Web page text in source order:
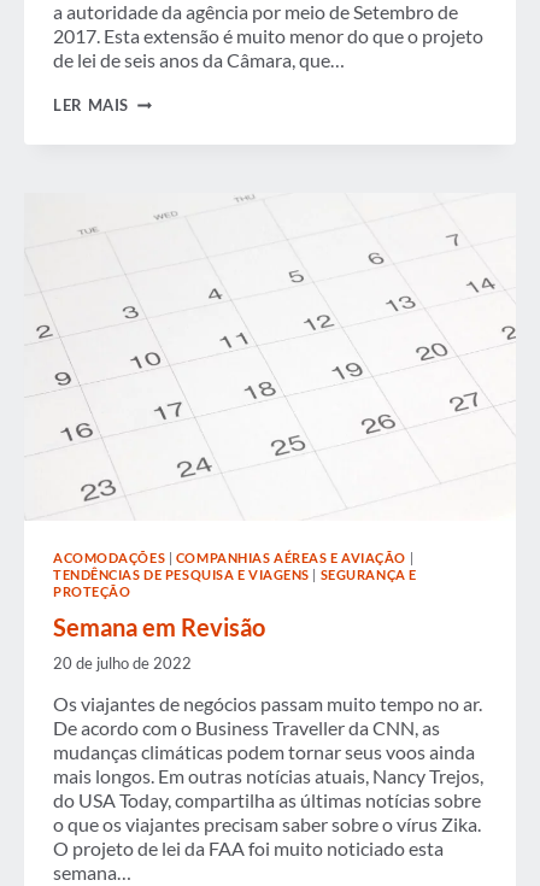
a autoridade da agência por meio de Setembro de
2017. Esta extensão é muito menor do que o projeto
de lei de seis anos da Câmara, que…
LER MAIS REAUTORIZAÇÃO
VEM
ACOMODAÇÕES COMPANHIAS AÉREAS E AVIAÇÃO
TENDÊNCIAS DE PESQUISA E VIAGENS
SEGURANÇA E
PROTEÇÃO
Semana em Revisão
20 de julho de 2022
Os viajantes de negócios passam muito tempo no ar.
De acordo com o Business Traveller da CNN, as
mudanças climáticas podem tornar seus voos ainda
mais longos. Em outras notícias atuais, Nancy Trejos,
do USA Today, compartilha as últimas notícias sobre
o que os viajantes precisam saber sobre o vírus Zika.
O projeto de lei da FAA foi muito noticiado esta
semana…